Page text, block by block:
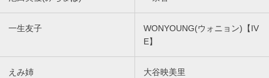
一生友子
WONYOUNG(ウォニョン)【IV
E】
えみ姉 大谷映美里